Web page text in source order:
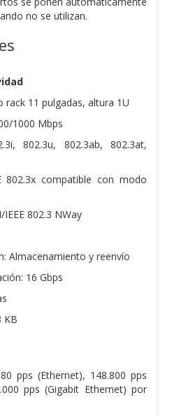
no se utilizan.
rack 11 pulgadas, altura 1U
1000 Mbps
802.3u, 802.3ab, 802.3at,
802.3x compatible con modo
802.3 NWay
Almacenamiento y reenvío
16 Gbps
KB
pps (Ethernet), 148.800 pps
pps (Gigabit Ethernet) por